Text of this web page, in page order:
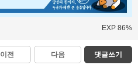
EXP 86%
이전 다음 댓글쓰기